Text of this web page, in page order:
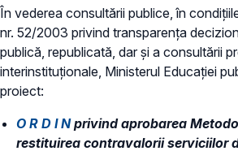
În vederea consultării publice, în
nr. 52/2003 privind transparenţa
publică, republicată, dar și a consultării
interinstituționale, Ministerul Educaţiei
proiect:
O R D I Nprivind aprobarea
restituirea contravalorii serviciilor